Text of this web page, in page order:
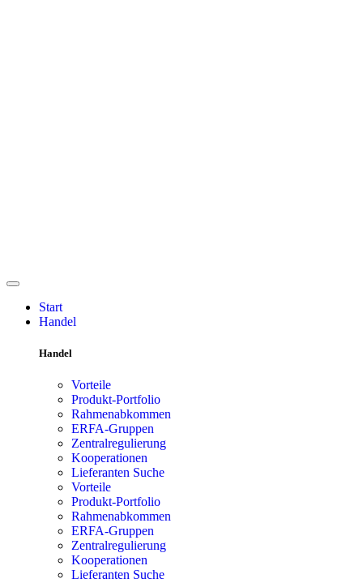
Start
Handel
Handel
Vorteile
Produkt-Portfolio
Rahmenabkommen
ERFA-Gruppen
Zentralregulierung
Kooperationen
Lieferanten Suche
Vorteile
Produkt-Portfolio
Rahmenabkommen
ERFA-Gruppen
Zentralregulierung
Kooperationen
Lieferanten Suche